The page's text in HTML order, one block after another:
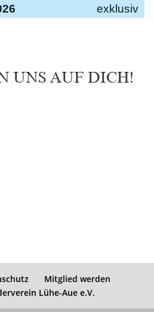
UNS AUF DICH!
Mitglied werden
Lühe-Aue e.V.